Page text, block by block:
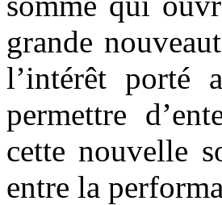
grande
l’intérêt porté
permettre
cette nouvelle
entre la